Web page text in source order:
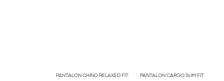
PANTALON CHINO RELAXED FIT PANTALON CARGO SLIM FIT